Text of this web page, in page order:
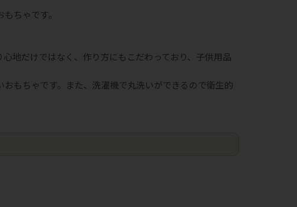
ちゃです。
地だけではなく、作り方にもこだわっており、子供用品
もちゃです。また、洗濯機で丸洗いができるので衛生的